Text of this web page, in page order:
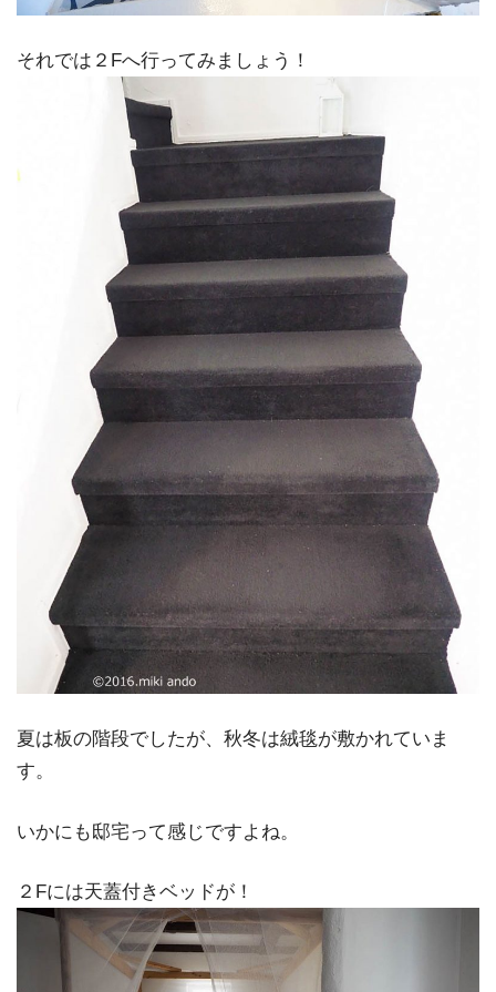
それでは２Fへ行ってみましょう！
夏は板の階段でしたが、秋冬は絨毯が敷かれていま
す。
いかにも邸宅って感じですよね。
２Fには天蓋付きベッドが！